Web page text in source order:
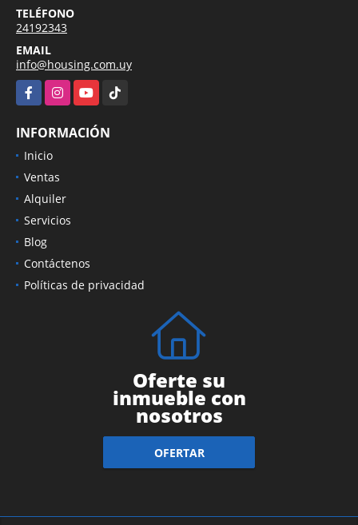
TELÉFONO
24192343
EMAIL
info@housing.com.uy
FacebookInstagramYouTubeTikTok
INFORMACIÓN
Inicio
Ventas
Alquiler
Servicios
Blog
Contáctenos
Políticas de privacidad
Oferte su
inmueble con
nosotros
OFERTAR